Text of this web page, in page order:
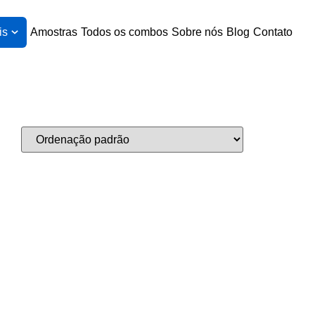
Amostras Todos os combos Sobre nós Blog Contato